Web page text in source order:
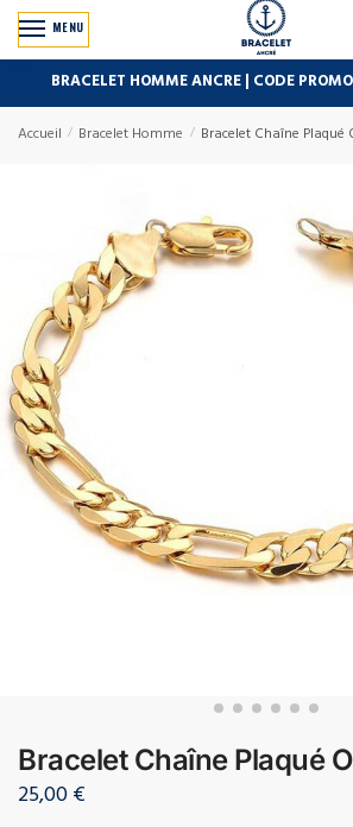
MENU
BRACELET HOMME ANCRE | CODE
Accueil / Bracelet Homme / Bracelet Chaîne Plaqué
Bracelet Chaîne Plaqué
25,00€